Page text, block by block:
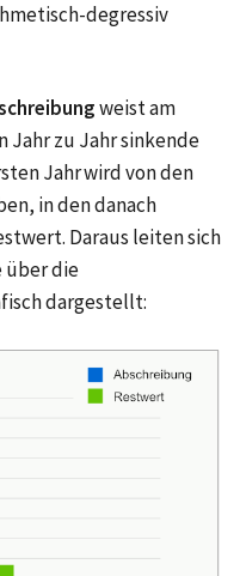
degressiv
weist am
Jahr zu Jahr sinkende
Jahr wird von den
in den danach
Daraus leiten sich
über die
dargestellt: